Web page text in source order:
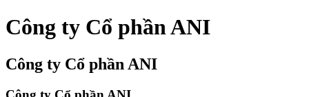
Công ty Cổ phần ANI
Công ty Cổ phần ANI